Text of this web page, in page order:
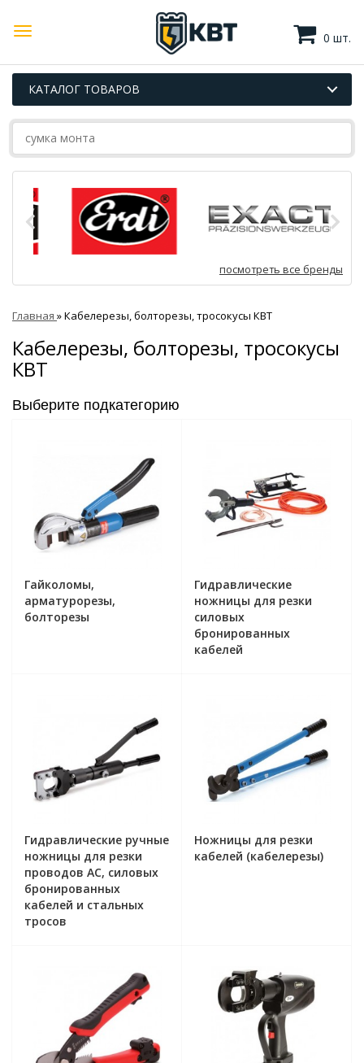
0 шт.
КАТАЛОГ ТОВАРОВ
посмотреть все бренды
Главная »Кабелерезы, болторезы, тросокусы КВТ
Кабелерезы, болторезы, тросокусы
КВТ
Выберите подкатегорию
Гайколомы,
арматурорезы,
болторезы
Гидравлические
ножницы для резки
силовых
бронированных
кабелей
Гидравлические ручные
ножницы для резки
проводов АС, силовых
бронированных
кабелей и стальных
тросов
Ножницы для резки
кабелей (кабелерезы)